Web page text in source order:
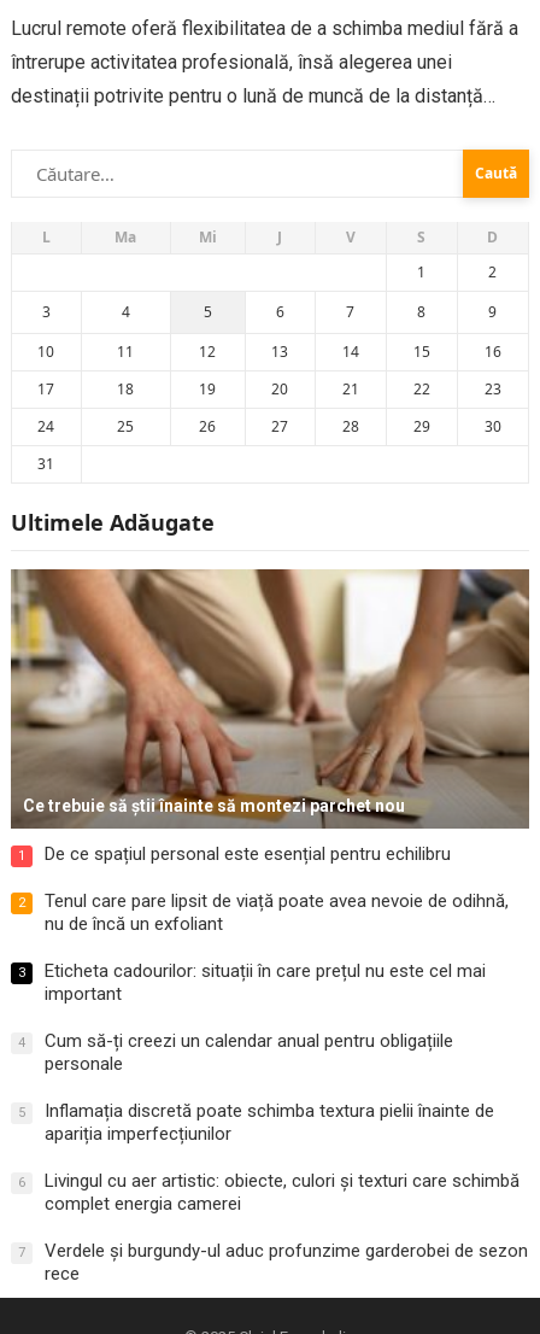
Lucrul remote oferă flexibilitatea de a schimba mediul fără a
întrerupe activitatea profesională, însă alegerea unei
destinații potrivite pentru o lună de muncă de la distanță
infrastructura digitală, costurile, ritmul local și...
Caută
după:
L Ma Mi J V S
D
1
2
3
4 5 6 7 8
9
10
11 12 13 14 15
16
17
18 19 20 21 22
23
24
25 26 27 28 29
30
31
Ultimele Adăugate
Ce trebuie să știi înainte să montezi parchet nou
1 De ce spațiul personal este esențial pentru echilibru
2
Tenul care pare lipsit de viață poate avea nevoie de odihnă,
nu de încă un exfoliant
3
Eticheta cadourilor: situații în care prețul nu este cel mai
important
4
Cum să-ți creezi un calendar anual pentru obligațiile
personale
5
Inflamația discretă poate schimba textura pielii înainte de
apariția imperfecțiunilor
6
Livingul cu aer artistic: obiecte, culori și texturi care schimbă
complet energia camerei
7
Verdele și burgundy-ul aduc profunzime garderobei de sezon
rece